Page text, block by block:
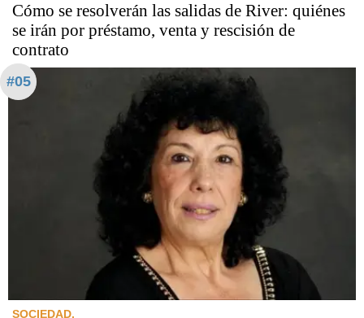
Cómo se resolverán las salidas de River: quiénes
se irán por préstamo, venta y rescisión de
contrato
#05
SOCIEDAD.